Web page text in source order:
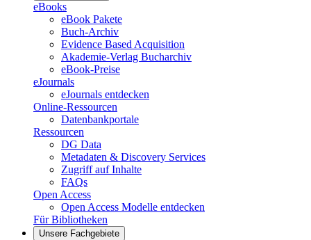
eBooks
eBook Pakete
Buch-Archiv
Evidence Based Acquisition
Akademie-Verlag Bucharchiv
eBook-Preise
eJournals
eJournals entdecken
Online-Ressourcen
Datenbankportale
Ressourcen
DG Data
Metadaten & Discovery Services
Zugriff auf Inhalte
FAQs
Open Access
Open Access Modelle entdecken
Für Bibliotheken
Unsere Fachgebiete